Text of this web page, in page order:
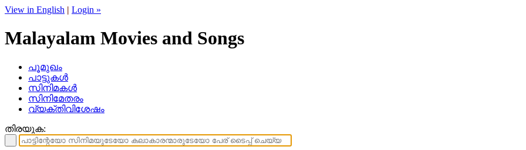
View in English | Login »
Malayalam Movies and Songs
പൂമുഖം
പാട്ടുകള്‍
സിനിമകള്‍
സിനിമേതരം
വ്യക്തിവിശേഷം
തിരയുക: